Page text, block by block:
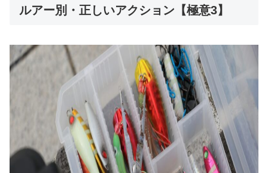
ルアー別・正しいアクション【極意3】